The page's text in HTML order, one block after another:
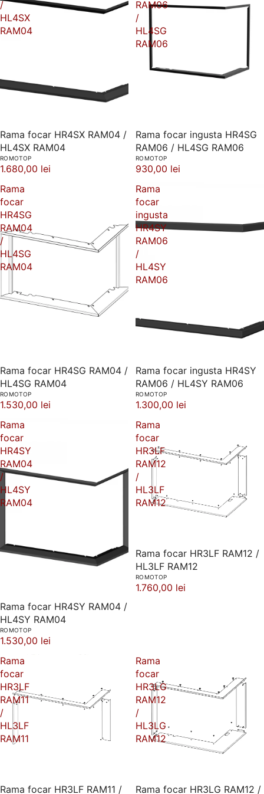
/
HL4SX
RAM04
Rama focar HR4SX RAM04 /
HL4SX RAM04
ROMOTOP
1.680,00 lei
RAM06
/
HL4SG
RAM06
Rama focar ingusta HR4SG
RAM06 / HL4SG RAM06
ROMOTOP
930,00 lei
Rama
focar
HR4SG
RAM04
/
HL4SG
RAM04
Rama focar HR4SG RAM04 /
HL4SG RAM04
ROMOTOP
1.530,00 lei
Rama
focar
ingusta
HR4SY
RAM06
/
HL4SY
RAM06
Rama focar ingusta HR4SY
RAM06 / HL4SY RAM06
ROMOTOP
1.300,00 lei
Rama
focar
HR4SY
RAM04
/
HL4SY
RAM04
Rama focar HR4SY RAM04 /
HL4SY RAM04
ROMOTOP
1.530,00 lei
Rama
focar
HR3LF
RAM12
/
HL3LF
RAM12
Rama focar HR3LF RAM12 /
HL3LF RAM12
ROMOTOP
1.760,00 lei
Rama
focar
HR3LF
RAM11
/
HL3LF
RAM11
Rama focar HR3LF RAM11 /
Rama
focar
HR3LG
RAM12
/
HL3LG
RAM12
Rama focar HR3LG RAM12 /